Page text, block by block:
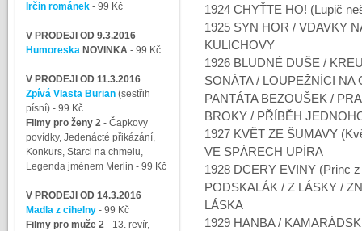
Irčin románek - 99 Kč
V PRODEJI OD 9.3.2016
HumoreskaNOVINKA - 99 Kč
V PRODEJI OD 11.3.2016
Zpívá Vlasta Burian (sestřih
písní) - 99 Kč
Filmy pro ženy 2- Čapkovy
povídky, Jedenácté přikázání,
Konkurs, Starci na chmelu,
Legenda jménem Merlin - 99 Kč
V PRODEJI OD 14.3.2016
Madla z cihelny - 99 Kč
Filmy pro muže 2- 13. revír,
1924 CHYŤTE HO! (Lupič
1925 SYN HOR / VDAVKY
KULICHOVY
1926 BLUDNÉ DUŠE /
SONÁTA / LOUPEŽNÍCI NA
PANTÁTA BEZOUŠEK /
BROKY / PŘÍBĚH
1927 KVĚT ZE ŠUMAVY
VE SPÁRECH UPÍRA
1928 DCERY EVINY (Princ
PODSKALÁK / Z LÁSKY /
LÁSKA
1929 HANBA /